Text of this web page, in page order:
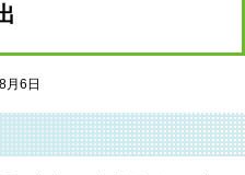
6日